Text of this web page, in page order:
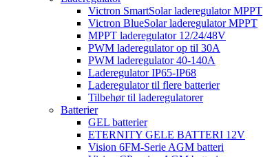
Victron SmartSolar laderegulator MPPT
Victron BlueSolar laderegulator MPPT
MPPT laderegulator 12/24/48V
PWM laderegulator op til 30A
PWM laderegulator 40-140A
Laderegulator IP65-IP68
Laderegulator til flere batterier
Tilbehør til laderegulatorer
Batterier
GEL batterier
ETERNITY GELE BATTERI 12V
Vision 6FM-Serie AGM batteri